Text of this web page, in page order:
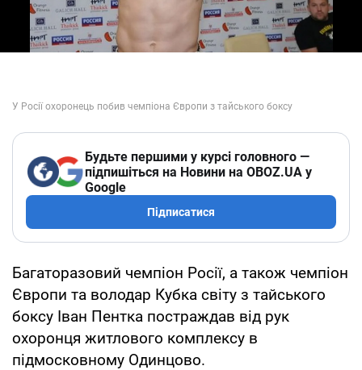
Будьте першими у курсі головного —
підпишіться на Новини на OBOZ.UA у
Google
Підписатися
Багаторазовий чемпіон Росії, а також чемпіон
Європи та володар Кубка світу з тайського
боксу Іван Пентка постраждав від рук
охоронця житлового комплексу в
підмосковному Одинцово.